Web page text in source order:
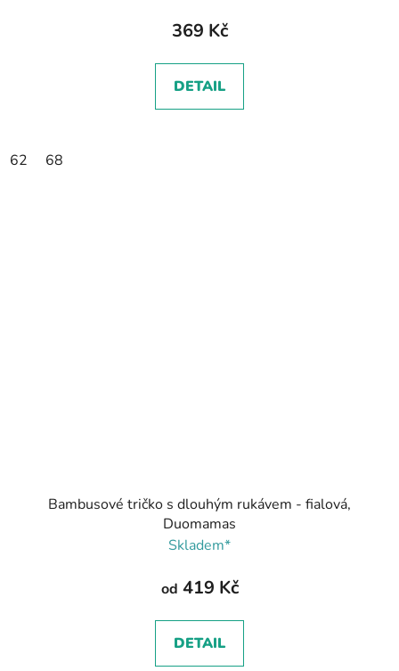
369 Kč
DETAIL
62 68
Bambusové tričko s dlouhým rukávem - fialová,
Duomamas
Skladem*
od 419 Kč
DETAIL